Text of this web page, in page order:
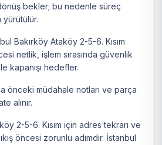
bekler; bu nedenle süreç
yürütülür.
Bakırköy Ataköy 2-5-6. Kısım
netlik, işlem sırasında güvenlik
kapanışı hedefler.
önceki müdahale notları ve parça
alınır.
2-5-6. Kısım için adres tekrarı ve
öncesi zorunlu adımdır. İstanbul